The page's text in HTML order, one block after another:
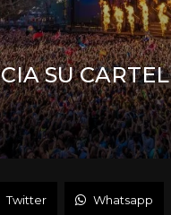
SU
Twitter Whatsapp